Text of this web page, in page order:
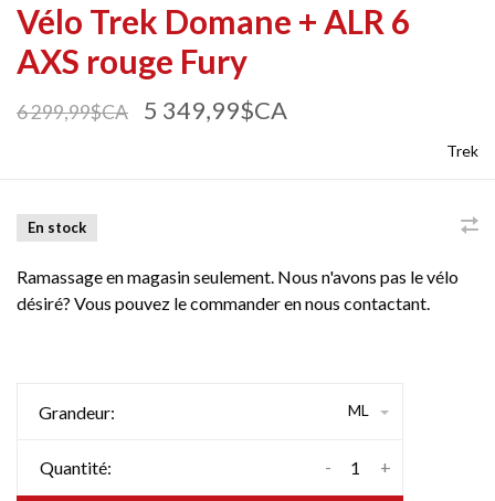
Vélo Trek Domane + ALR 6
AXS rouge Fury
6 299,99$CA 5 349,99$CA
Trek
En stock
Ramassage en magasin seulement. Nous n'avons pas le vélo
désiré? Vous pouvez le commander en nous contactant.
Grandeur: ML
Quantité: +
-